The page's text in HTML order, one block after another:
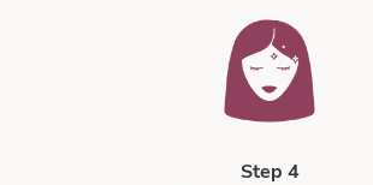
Step 4